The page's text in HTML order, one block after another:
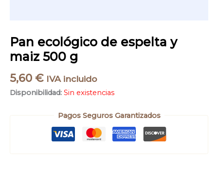
Pan ecológico de espelta y
maiz 500 g
5,60 € IVA incluido
Disponibilidad: Sin existencias
Pagos Seguros Garantizados